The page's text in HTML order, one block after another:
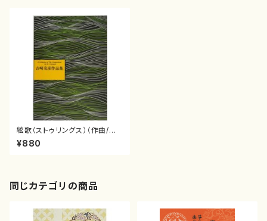
絃歌（ストゥリングス）（作曲/吉
崎克彦/楽譜）
¥880
同じカテゴリの商品